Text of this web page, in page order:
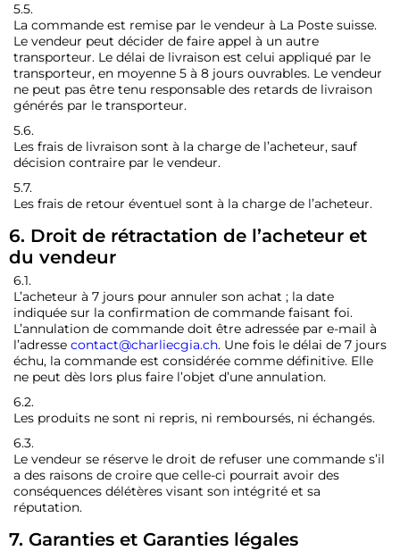
5.5.
La commande est remise par le vendeur à La Poste suisse.
Le vendeur peut décider de faire appel à un autre
transporteur. Le délai de livraison est celui appliqué par le
transporteur, en moyenne 5 à 8 jours ouvrables. Le vendeur
ne peut pas être tenu responsable des retards de livraison
générés par le transporteur.
5.6.
Les frais de livraison sont à la charge de l’acheteur, sauf
décision contraire par le vendeur.
5.7.
Les frais de retour éventuel sont à la charge de l’acheteur.
6. Droit de rétractation de l’acheteur et
du vendeur
6.1.
L’acheteur à 7 jours pour annuler son achat ; la date
indiquée sur la confirmation de commande faisant foi.
L’annulation de commande doit être adressée par e-mail à
l’adresse contact@charliecgia.ch. Une fois le délai de 7 jours
échu, la commande est considérée comme définitive. Elle
ne peut dès lors plus faire l’objet d’une annulation.
6.2.
Les produits ne sont ni repris, ni remboursés, ni échangés.
6.3.
Le vendeur se réserve le droit de refuser une commande s’il
a des raisons de croire que celle-ci pourrait avoir des
conséquences délétères visant son intégrité et sa
réputation.
7. Garanties et Garanties légales